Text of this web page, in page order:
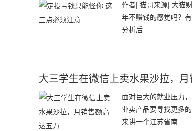
作者| 猫哥来源| 大猫
年不赚钱的感觉吗？
分析后
大三学生在微信上卖水果沙拉，
面对巨大的就业压力
业卖产品要寻找更多
来讲一个江苏省南